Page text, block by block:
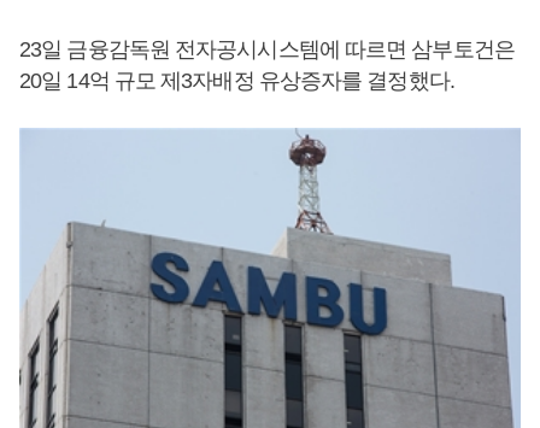
23일 금융감독원 전자공시시스템에 따르면 삼부토건은
20일 14억 규모 제3자배정 유상증자를 결정했다.